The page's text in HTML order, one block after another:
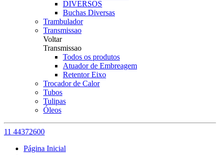
DIVERSOS
Buchas Diversas
Trambulador
Transmissao
Voltar
Transmissao
Todos os produtos
Atuador de Embreagem
Retentor Eixo
Trocador de Calor
Tubos
Tulipas
Óleos
11 44372600
Página Inicial